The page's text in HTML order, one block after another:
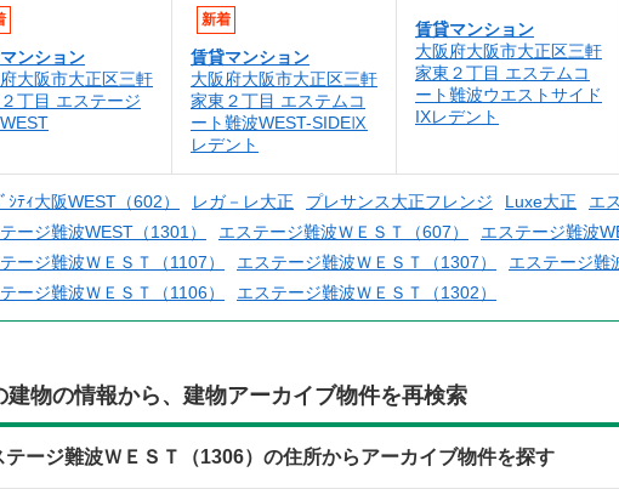
ンション
大阪市大正区三軒
丁目 エステージ
新着
賃貸マンション
大阪府大阪市大正区三軒
家東２丁目 エステムコ
ート難波WEST-SIDEⅨ
レデント
賃貸マンション
大阪府大阪市大正区三軒
家東２丁目 エステムコ
ート難波ウエストサイド
IXレデント
ｼﾃｨ大阪WEST（602） レガ－レ大正 プレサンス大正フレンジ Luxe大正
エ
ージ難波WEST（1301）
エステージ難波ＷＥＳＴ（607） エステージ難波
ージ難波ＷＥＳＴ（1107）
エステージ難波ＷＥＳＴ（1307） エステージ難
ージ難波ＷＥＳＴ（1106）
エステージ難波ＷＥＳＴ（1302）
建物の情報から、建物アーカイブ物件を再検索
テージ難波ＷＥＳＴ（1306）の住所からアーカイブ物件を探す